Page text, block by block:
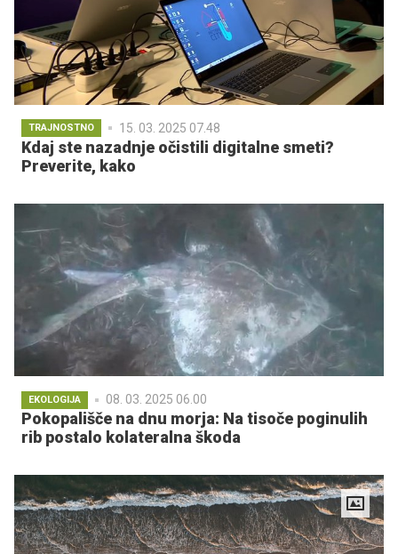
TRAJNOSTNO 15. 03. 2025 07.48
Kdaj ste nazadnje očistili digitalne smeti?
Preverite, kako
EKOLOGIJA 08. 03. 2025 06.00
Pokopališče na dnu morja: Na tisoče poginulih
rib postalo kolateralna škoda